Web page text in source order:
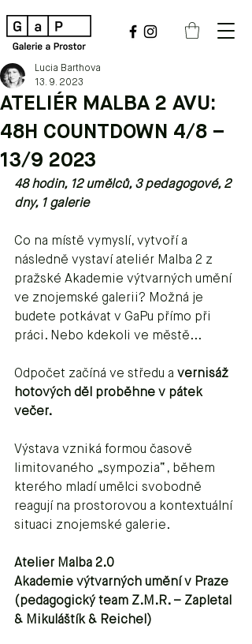
ATELIÉR MALBA 2 AVU:
48H COUNTDOWN 4/8 –
13/9 2023
Lucia Barthova
13. 9. 2023
48 hodin, 12 umělců, 3 pedagogové, 2
dny, 1 galerie
Co na místě vymyslí, vytvoří a
následně vystaví ateliér Malba 2 z
pražské Akademie výtvarných umění
ve znojemské galerii? Možná je
budete potkávat v GaPu přímo při
práci. Nebo kdekoli ve městě...
Odpočet začíná ve středu a vernisáž
hotových děl proběhne v pátek
večer.
Výstava vzniká formou časově
limitovaného „sympozia“, během
kterého mladí umělci svobodně
reagují na prostorovou a kontextuální
situaci znojemské galerie.
Atelier Malba 2.0
Akademie výtvarných umění v Praze
(pedagogický team Z.M.R. – Zapletal
& Mikuláštík & Reichel)